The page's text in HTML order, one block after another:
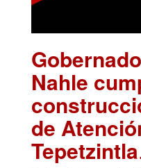
Nahle
de
Tepetzintla